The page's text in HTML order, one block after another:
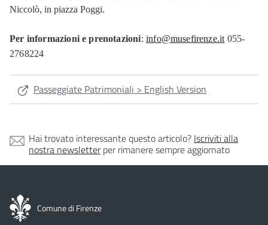
Niccolò, in piazza Poggi.
Per informazioni e prenotazioni: info@musefirenze.it 055-
2768224
Passeggiate Patrimoniali > English Version
Hai trovato interessante questo articolo? Iscriviti alla
nostra newsletterper rimanere sempre aggiornato
Comune di Firenze